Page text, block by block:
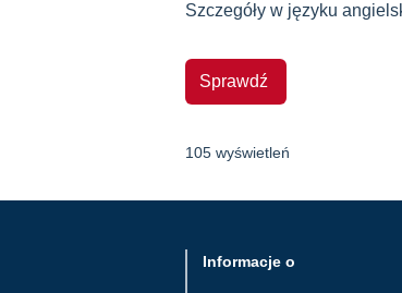
Szczegóły w języku
Sprawdź
105 wyświetleń
Informacje o